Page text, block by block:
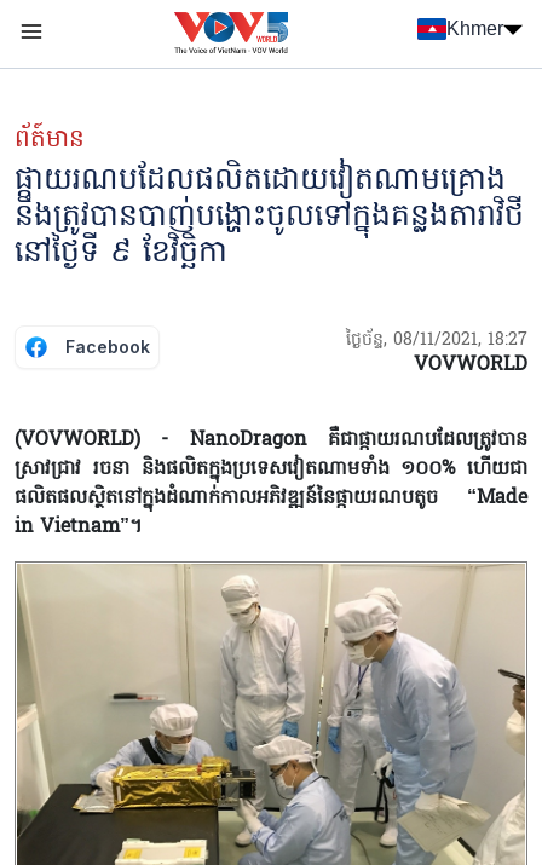
Nhảy đến nội dung
Khmer
ព័ត៍មាន
ផ្កាយរណបដែលផលិតដោយវៀតណាមគ្រោង
នឹងត្រូវបានបាញ់បង្ហោះចូលទៅក្នុងគន្លងតារាវិថី
នៅថ្ងៃទី ៩ ខែវិច្ឆិកា
Facebook ថ្ងៃច័ន្ទ, 08/11/2021, 18:27
VOVWORLD
(VOVWORLD) - NanoDragon គឺជាផ្កាយរណបដែលត្រូវបាន
ស្រាវជ្រាវ រចនា និងផលិតក្នុងប្រទេសវៀតណាមទាំង ១០០% ហើយជា
ផលិតផលស្ថិតនៅក្នុងដំណាក់កាលអភិវឌ្ឍន៍នៃផ្កាយរណបតូច “Made
in Vietnam”។